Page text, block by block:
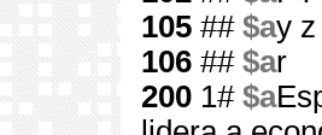
105 ## $ay
106 ## $ar
200 1# $a